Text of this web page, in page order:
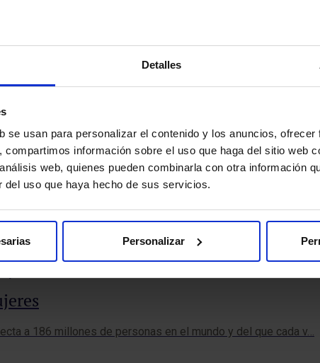
Detalles
se usan para personalizar el contenido y los anuncios,
compartimos información sobre el uso que haga del sitio web
web, quienes pueden combinarla con otra información
del uso que haya hecho de sus servicios.
Personalizar
de pago y opciones de financiación personalizadas
Solicitar cita
a 186 millones de personas en el mundo y del que cada v…